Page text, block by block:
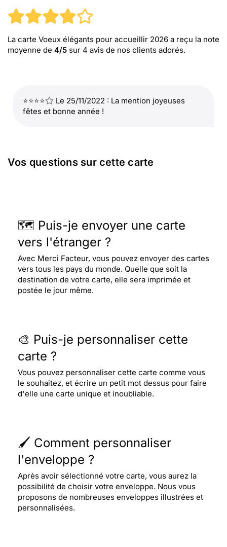
La carte Voeux élégants pour accueillir 2026 a reçu la note
moyenne de 4/5 sur 4 avis de nos clients adorés.
⭐⭐⭐⭐
Le 25/11/2022 : La mention joyeuses
fêtes et bonne année !
Vos questions sur cette carte
🗺️ Puis-je envoyer une carte
vers l'étranger ?
Avec Merci Facteur, vous pouvez envoyer des cartes
vers tous les pays du monde. Quelle que soit la
destination de votre carte, elle sera imprimée et
postée le jour même.
🎨 Puis-je personnaliser cette
carte ?
Vous pouvez personnaliser cette carte comme vous
le souhaitez, et écrire un petit mot dessus pour faire
d'elle une carte unique et inoubliable.
🖌️ Comment personnaliser
l'enveloppe ?
Après avoir sélectionné votre carte, vous aurez la
possibilité de choisir votre enveloppe. Nous vous
proposons de nombreuses enveloppes illustrées et
personnalisées.